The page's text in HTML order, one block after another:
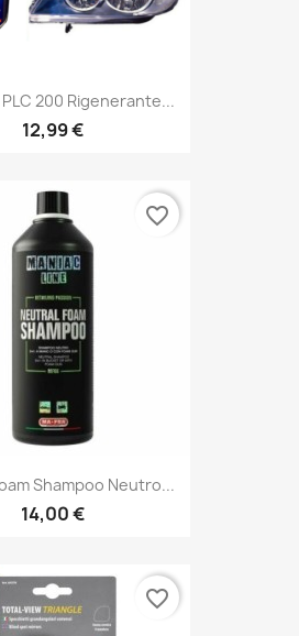
PLC 200 Rigenerante...
12,99 €
Shampoo Neutro...
14,00 €
favorite_border
favorite_border